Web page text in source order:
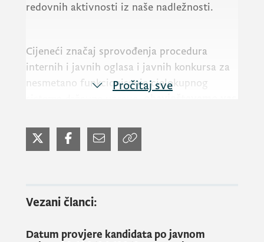
redovnih aktivnosti iz naše nadležnosti.
Cijeneći značaj sprovođenja procedura
internih i javnih oglasa i javnih konkursa za
nesmetano funkcionisanje cjelokupnog
početi sa njihovim objavljivanjem.
kao i dnevnoj štampi.
Pročitaj sve
Vezani članci:
Datum provjere kandidata po javnom